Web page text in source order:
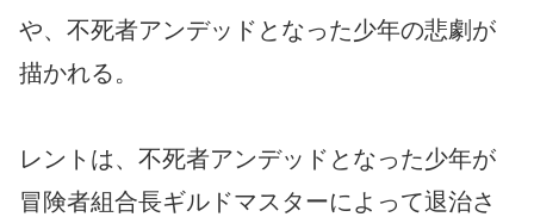
や、不死者アンデッドとなった少年の悲劇が
描かれる。
レントは、不死者アンデッドとなった少年が
冒険者組合長ギルドマスターによって退治さ